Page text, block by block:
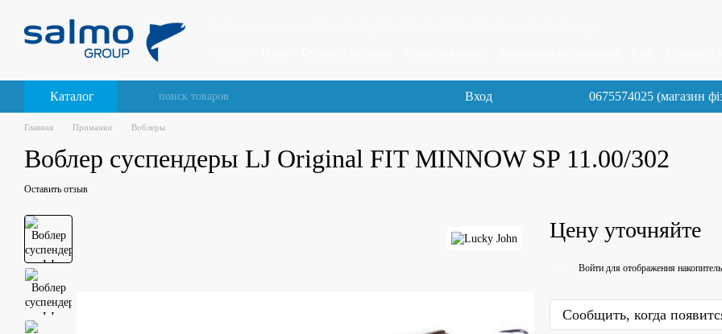
Каталог Вход 0675574025 (магазин
Главная Приманки Воблеры
Воблер суспендеры LJ Original FIT MINNOW SP 11.00/302
Оставить отзыв
Цену уточняйте
Войти для отображения
Сообщить, когда